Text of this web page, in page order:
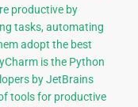
productive by
tasks, automating
adopt the best
is the Python
by JetBrains
tools for productive